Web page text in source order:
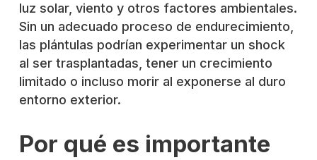
luz solar, viento y otros factores ambientales.
Sin un adecuado proceso de endurecimiento,
las plántulas podrían experimentar un shock
al ser trasplantadas, tener un crecimiento
limitado o incluso morir al exponerse al duro
entorno exterior.
Por qué es importante